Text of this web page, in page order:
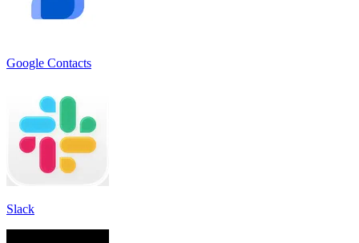
Google Contacts
Slack